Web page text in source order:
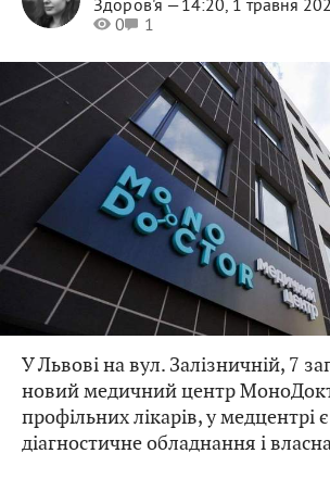
Здоров'я —14:20, 1 травня
0
1
У Львові на вул. Залізничній, 7
новий медичний центр
профільних лікарів, у медцентрі
діагностичне обладнання і